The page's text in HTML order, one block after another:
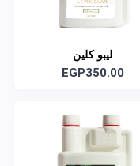
ليبو كلين
EGP350.00